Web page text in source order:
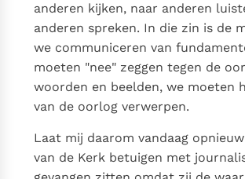
anderen kijken, naar anderen
anderen spreken. In die zin is de
we communiceren van
moeten "nee" zeggen tegen de
woorden en beelden, we moeten
van de oorlog verwerpen.
Laat mij daarom vandaag
van de Kerk betuigen met